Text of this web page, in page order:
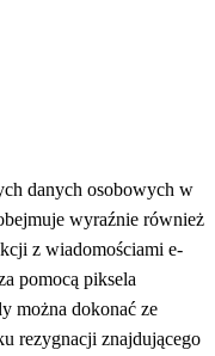
danych osobowych w
wyraźnie również
z wiadomościami e-
pomocą piksela
można dokonać ze
rezygnacji znajdującego